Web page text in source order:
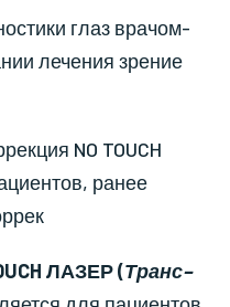
глаз врачом-
лечения зрение
NO TOUCH
ранее
ЛАЗЕР (Транс–